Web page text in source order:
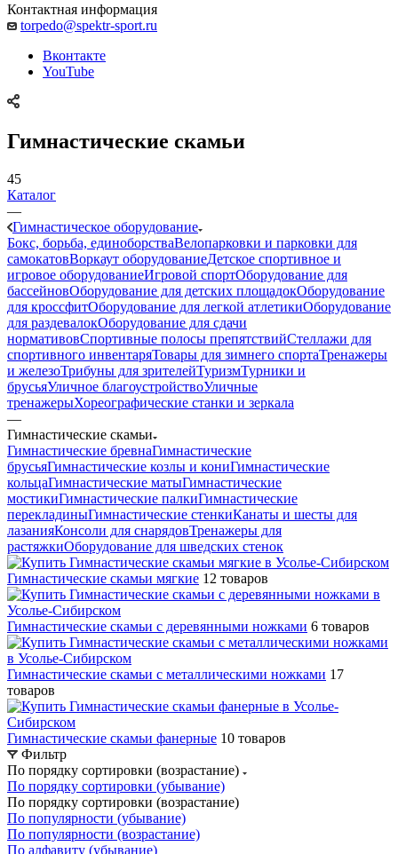
Контактная информация
torpedo@spektr-sport.ru
Вконтакте
YouTube
Гимнастические скамьи
45
Каталог
—
Гимнастическое оборудование
Бокс, борьба, единоборстваВелопарковки и парковки для
самокатовВоркаут оборудованиеДетское спортивное и
игровое оборудованиеИгровой спортОборудование для
бассейновОборудование для детских площадокОборудование
для кроссфитОборудование для легкой атлетикиОборудование
для раздевалокОборудование для сдачи
нормативовСпортивные полосы препятствийСтеллажи для
спортивного инвентаряТовары для зимнего спортаТренажеры
и железоТрибуны для зрителейТуризмТурники и
брусьяУличное благоустройствоУличные
тренажерыХореографические станки и зеркала
—
Гимнастические скамьи
Гимнастические бревнаГимнастические
брусьяГимнастические козлы и кониГимнастические
кольцаГимнастические матыГимнастические
мостикиГимнастические палкиГимнастические
перекладиныГимнастические стенкиКанаты и шесты для
лазанияКонсоли для снарядовТренажеры для
растяжкиОборудование для шведских стенок
Гимнастические скамьи мягкие 12 товаров
Гимнастические скамьи с деревянными ножками 6 товаров
Гимнастические скамьи с металлическими ножками 17
товаров
Гимнастические скамьи фанерные 10 товаров
Фильтр
По порядку сортировки (возрастание)
По порядку сортировки (убывание)
По порядку сортировки (возрастание)
По популярности (убывание)
По популярности (возрастание)
По алфавиту (убывание)